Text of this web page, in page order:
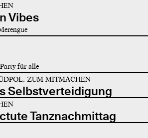
Vibes
für alle
ZUM MITMACHEN
Selbstverteidigung
Tanznachmittag